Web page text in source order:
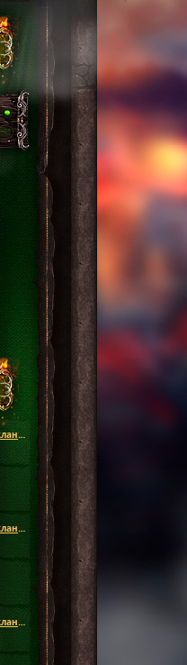
[x50'000] Бонус переходящим кланам
[x50'000] Бонус переходящим кланам
[x50'000] Бонус переходящим кланам